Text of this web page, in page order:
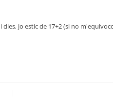
jo estic de 17+2 (si no